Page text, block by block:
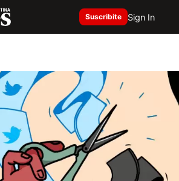
Suscribite Sign In